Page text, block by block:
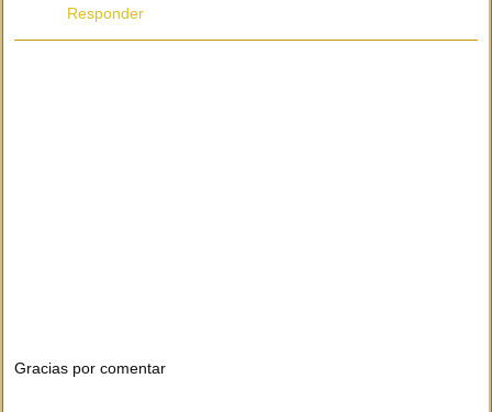
Responder
Gracias por comentar